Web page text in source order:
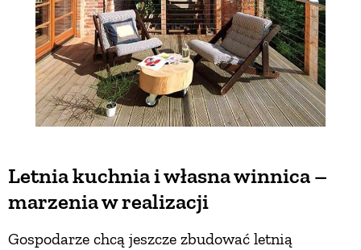
Letnia kuchnia i własna winnica –
marzenia w realizacji
Gospodarze chcą jeszcze zbudować letnią